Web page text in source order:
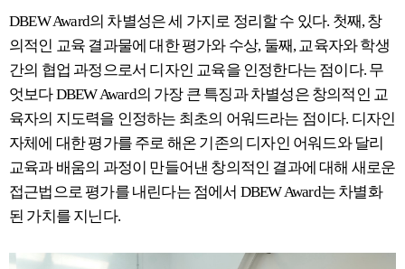
DBEW Award의 차별성은 세 가지로 정리할 수 있다. 첫째, 창
의적인 교육 결과물에 대한 평가와 수상, 둘째, 교육자와 학생
간의 협업 과정으로서 디자인 교육을 인정한다는 점이다. 무
엇보다 DBEW Award의 가장 큰 특징과 차별성은 창의적인 교
육자의 지도력을 인정하는 최초의 어워드라는 점이다. 디자인
자체에 대한 평가를 주로 해온 기존의 디자인 어워드와 달리
교육과 배움의 과정이 만들어낸 창의적인 결과에 대해 새로운
접근법으로 평가를 내린다는 점에서 DBEW Award는 차별화
된 가치를 지닌다.